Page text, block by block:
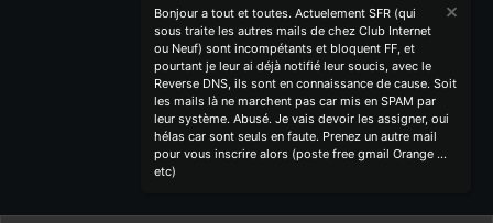
Bonjour a tout et toutes. Actuelement SFR (qui
sous traite les autres mails de chez Club Internet
ou Neuf) sont incompétants et bloquent FF, et
pourtant je leur ai déjà notifié leur soucis, avec le
Reverse DNS, ils sont en connaissance de cause. Soit
les mails là ne marchent pas car mis en SPAM par
leur système. Abusé. Je vais devoir les assigner, oui
hélas car sont seuls en faute. Prenez un autre mail
pour vous inscrire alors (poste free gmail Orange ...
etc)